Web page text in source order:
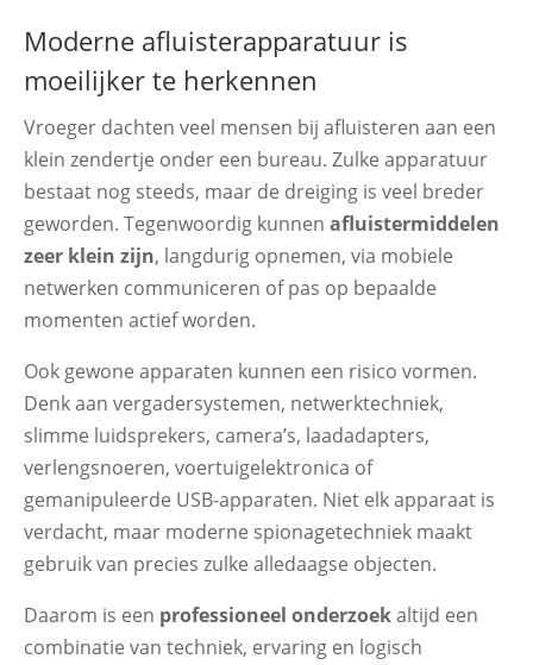
Moderne afluisterapparatuur is
moeilijker te herkennen
Vroeger dachten veel mensen bij afluisteren aan een
klein zendertje onder een bureau. Zulke apparatuur
bestaat nog steeds, maar de dreiging is veel breder
geworden. Tegenwoordig kunnen afluistermiddelen
zeer klein zijn, langdurig opnemen, via mobiele
netwerken communiceren of pas op bepaalde
momenten actief worden.
Ook gewone apparaten kunnen een risico vormen.
Denk aan vergadersystemen, netwerktechniek,
slimme luidsprekers, camera’s, laadadapters,
verlengsnoeren, voertuigelektronica of
gemanipuleerde USB-apparaten. Niet elk apparaat is
verdacht, maar moderne spionagetechniek maakt
gebruik van precies zulke alledaagse objecten.
Daarom is een professioneel onderzoekaltijd een
combinatie van techniek, ervaring en logisch